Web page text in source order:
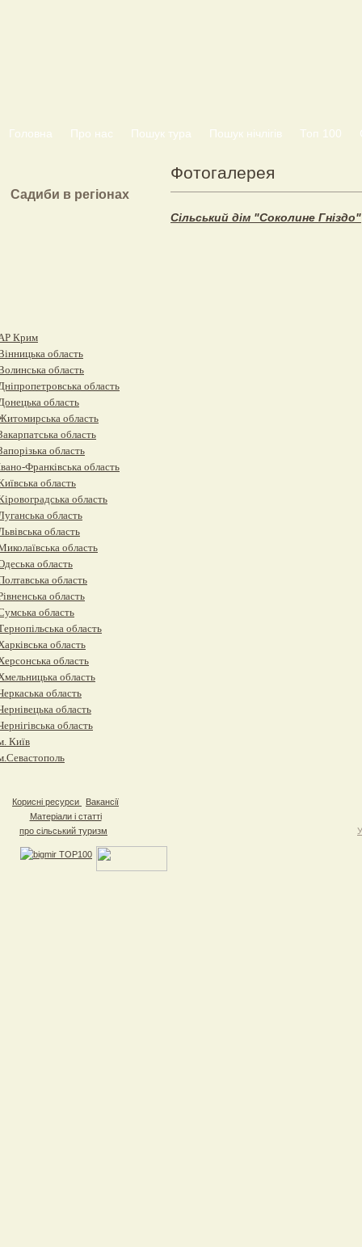
Головна Про нас Пошук тура Пошук нічлігів Топ 100
Фотогалерея
Сільський дім "Соколине Гніздо"
Садиби в регіонах
Крим
область
область
область
область
область
область
область
Франківська область
область
область
область
область
область
область
область
область
область
область
область
область
область
область
область
область
Київ
Корисні ресурси
Вакансії
Матеріали і статті
про сільський туризм